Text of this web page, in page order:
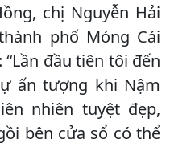
chị Nguyễn Hải
phố Móng Cái
đầu tiên tôi đến
ấn tượng khi Nậm
nhiên tuyệt đẹp,
bên cửa sổ có thể